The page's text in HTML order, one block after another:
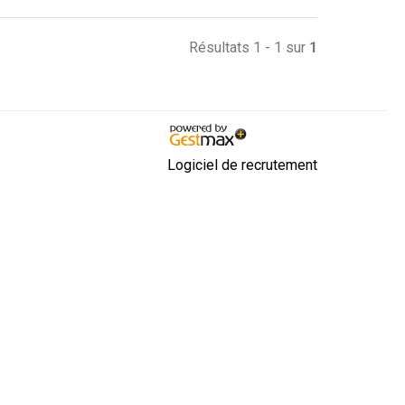
Résultats 1 - 1 sur 1
Logiciel de recrutement